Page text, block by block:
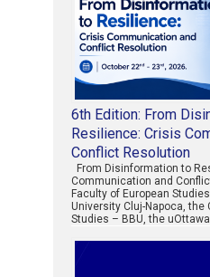
6th Edition: From
Resilience: Crisis
Conflict Resolution
From Disinformation to
Communication and
Faculty of European
University Cluj-Napoca, the
Studies – BBU, the